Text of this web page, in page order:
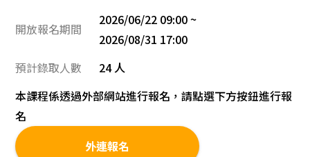
開放報名期間
2026/06/22 09:00 ~
2026/08/31 17:00
預計錄取人數
24 人
本課程係透過外部網站進行報名，請點選下方按鈕進行報
名
外連報名